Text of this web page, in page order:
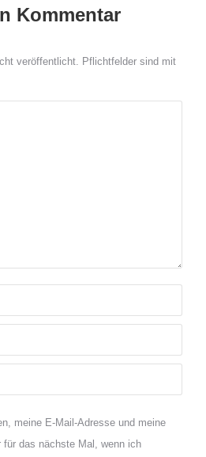
Kommentar
veröffentlicht. Pflichtfelder sind mit
meine E-Mail-Adresse und meine
das nächste Mal, wenn ich